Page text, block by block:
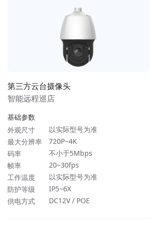
第三方云台摄像头
智能远程巡店
以实际型号为准
720P~4K
不小于5Mbps
20~30fps
以实际型号为准
IP5~6X
DC12V / POE
基础参数
外观尺寸
最大分辨率
码率
帧率
工作温度
防护等级
供电方式